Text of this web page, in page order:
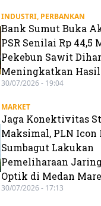
INDUSTRI, PERBANKAN
Bank Sumut Buka
PSR Senilai Rp 44,5
Pekebun Sawit
Meningkatkan Hasil
30/07/2026 - 19:04
MARKET
Jaga Konektivitas
Maksimal, PLN Icon
Sumbagut Lakukan
Pemeliharaan
Optik di Medan
30/07/2026 - 17:13